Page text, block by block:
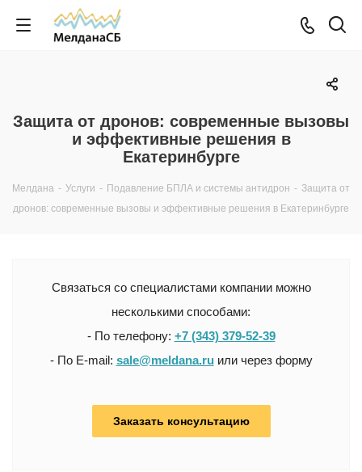
Защита от дронов: современные вызовы
и эффективные решения в
Екатеринбурге
Мелдана - Услуги - Подавление БПЛА и системы антидрон - Защита от
дронов: современные вызовы и эффективные решения в Екатеринбурге
Связаться со специалистами компании можно
несколькими способами:
- По телефону: +7 (343) 379-52-39
- По E-mail: sale@meldana.ruили через форму
Заказать консультацию